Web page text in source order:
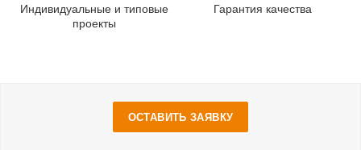
Индивидуальные и типовые
проекты
Гарантия качества
ОСТАВИТЬ ЗАЯВКУ